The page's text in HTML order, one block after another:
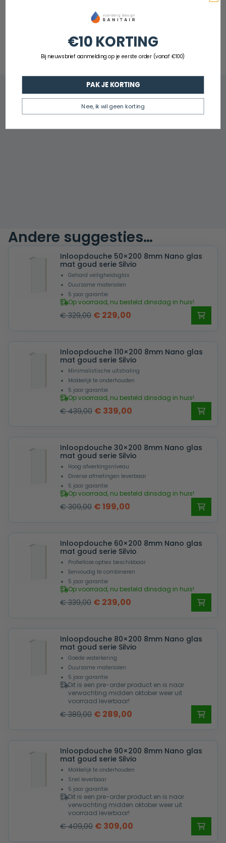
1580 mm
Maximale breedte
1600 mm
Andere suggesties…
Inloopdouche 50×200 8mm Nano glas
mat goud serie Silvio
Gehard veiligheidsglas
Duurzame materialen
5 jaar garantie
Op voorraad, nu besteld dinsdag in huis!
€329,00 Oorspronkelijke
was:
€ 329,00.
€ 229,00
is:
€ 229,00.
Inloopdouche 110×200 8mm Nano glas
mat goud serie Silvio
Minimalistische uitstraling
Makkelijk te onderhouden
5 jaar garantie
Op voorraad, nu besteld dinsdag in huis!
€439,00 Oorspronkelijke
was:
€ 439,00.
€ 339,00
is:
€ 339,00.
Inloopdouche 30×200 8mm Nano glas
mat goud serie Silvio
Hoog afwerkingsniveau
Diverse afmetingen leverbaar
5 jaar garantie
Op voorraad, nu besteld dinsdag in huis!
€309,00 Oorspronkelijke
was:
€ 309,00.
€199,00
is:
€ 199,00.
Inloopdouche 60×200 8mm Nano glas
mat goud serie Silvio
Profielloze opties beschikbaar
Eenvoudig te combineren
5 jaar garantie
Op voorraad, nu besteld dinsdag in huis!
€339,00 Oorspronkelijke
was:
€ 339,00.
€ 239,00
is:
€ 239,00.
Inloopdouche 80×200 8mm Nano glas
mat goud serie Silvio
Goede waterkering
Duurzame materialen
5 jaar garantie
Dit is een pre-order product en is naar
verwachting midden oktober weer uit
voorraad leverbaar!
€389,00 Oorspronkelijke
was:
€ 389,00.
€ 289,00
is:
€ 289,00.
Inloopdouche 90×200 8mm Nano glas
mat goud serie Silvio
Makkelijk te onderhouden
Snel leverbaar
5 jaar garantie
Dit is een pre-order product en is naar
verwachting midden oktober weer uit
voorraad leverbaar!
€409,00 Oorspronkelijke
€ 309,00
€10 KORTING
Bij nieuwsbrief aanmelding op je eerste order (vanaf €100)
PAK JE KORTING
Nee, ik wil geen korting